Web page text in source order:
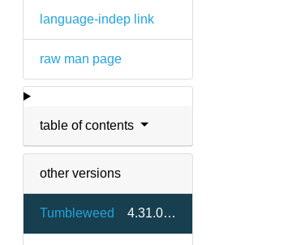
language-indep link
raw man page
table of contents
other versions
Tumbleweed 4.31.0-1.2